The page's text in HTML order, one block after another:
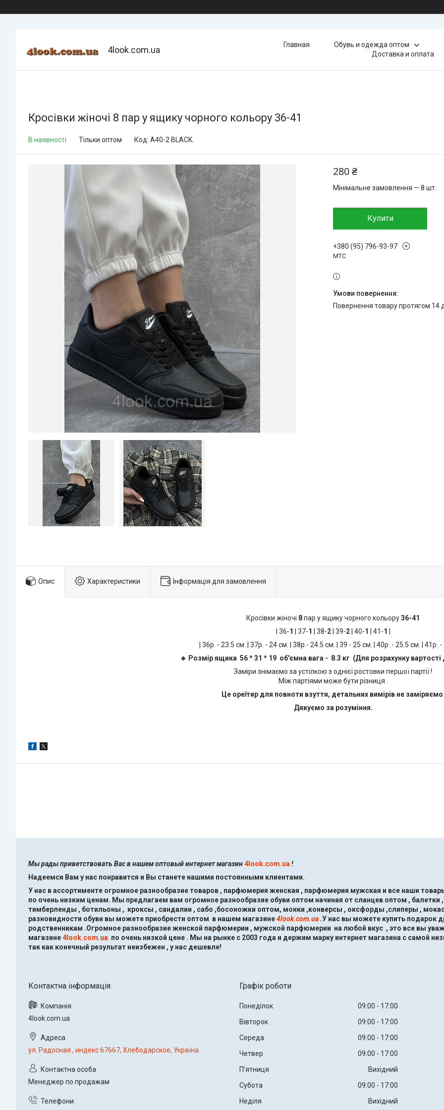
4look.com.ua Главная Обувь и одежда оптом
Доставка и оплата
Кросівки жіночі 8 пар у ящику чорного кольору 36-41
В наявності Тільки оптом Код: A40-2 BLACK.
280 ₴
Мінімальне замовлення — 8 шт.
Купити
+380 (95) 796-93-97
МТС
повернення товару протягом 14
Опис Характеристики Інформація для замовлення
Кросівки жіночі 8пар у ящику чорного кольору36-41
| 36-1 | 37-1 | 38-2| 39-2| 40-1 | 41-1
| 36р. - 23.5 см. | 37р. - 24 см. | 38р.- 24.5 см. | 39 - 25 см. | 40р. - 25.5 см. | 41р.
🔹 Розмір ящика 56 * 31 * 19 об'ємна вага - 8.3 кг (Для розрахунку вартості
Заміри знімаємо за устілкою з однієї ростовки першої партії !
Між партіями може бути різниця .
Це ореїтир для повноти взуття, детальних вимірів не
Дякуємо за розуміння.
Мы рады приветствовать Вас в нашем оптовый интернет магазин4look.com.ua !
Надеемся Вам у нас понравится и Вы станете нашими постоянными клиентами.
У нас в ассортименте огромное разнообразие товаров , парфюмерия женская , парфюмерия мужская и все наши
по очень низким ценам. Мы предлагаем вам огромное разнообразие обуви оптом начиная от сланцев оптом ,
тимберленды , ботильоны , кроксы , сандалии , сабо ,босоножки оптом, монки ,конверсы , оксфорды ,слиперы ,
разновидности обуви вы можете приобрести оптом в нашем магазине4look.com.ua.У нас вы можете купить подарок
родственникам .Огромное разнообразие женской парфюмерии , мужской парфюмерии на любой вкус , это все вы
магазине4look.com.ua по очень низкой цене . Мы на рынке с 2003 года и держим марку интернет магазина с самой
так как конечный результат неизбежен , у нас дешевле!
4look.com.ua
ул. Радосная , индекс 67667, Хлебодарское, Україна
Менеджер по продажам
Графік роботи
Понеділок 09:00
17:00
Вівторок
09:00
17:00
Середа
09:00
17:00
Четвер
09:00
17:00
Пʼятниця
Вихідний
Субота
09:00
17:00
Неділя
Вихідний